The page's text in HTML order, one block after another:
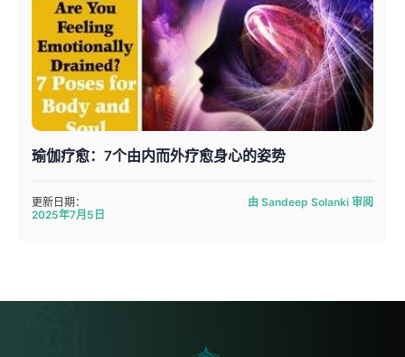
瑜伽疗愈：7个由内而外疗愈身心的姿势
更新日期：
2025年7月5日
由 Sandeep Solanki 审阅